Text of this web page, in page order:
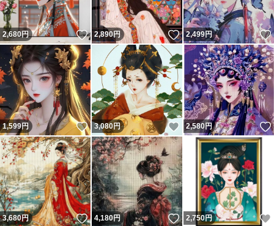
2,680円 いいね！
2,890円 いいね！
2,499円
1,599円 いいね！
3,080円 いいね！
2,580円
3,680円 いいね！
4,180円 いいね！
2,750円